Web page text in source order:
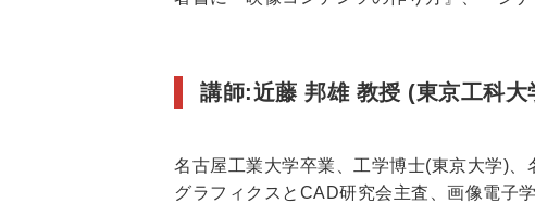
講師:近藤 邦雄 教授 (東京工科大
名古屋工業大学卒業、工学博士(東京大学)
グラフィクスとCAD研究会主査、画像電子